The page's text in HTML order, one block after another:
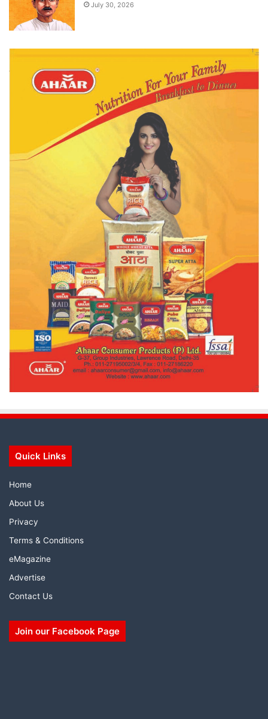
July 30, 2026
Quick Links
Home
About Us
Privacy
Terms & Conditions
eMagazine
Advertise
Contact Us
Join our Facebook Page